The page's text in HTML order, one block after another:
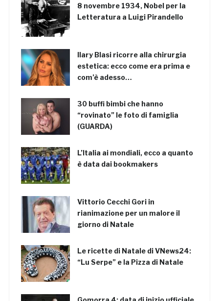
8 novembre 1934, Nobel per la
Letteratura a Luigi Pirandello
Ilary Blasi ricorre alla chirurgia
estetica: ecco come era prima e
com’è adesso…
30 buffi bimbi che hanno
“rovinato” le foto di famiglia
(GUARDA)
L’Italia ai mondiali, ecco a quanto
è data dai bookmakers
Vittorio Cecchi Gori in
rianimazione per un malore il
giorno di Natale
Le ricette di Natale di VNews24:
“Lu Serpe” e la Pizza di Natale